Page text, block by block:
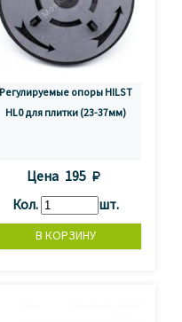
Регулируемые опоры HILST
HL0 для плитки (23-37мм)
Цена 195 
Кол.
шт.